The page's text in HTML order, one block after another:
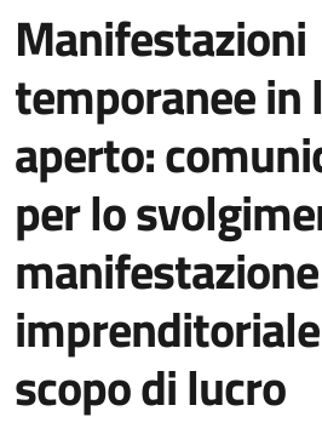
Manifestazioni
temporanee in
aperto:
per lo
scopo di lucro